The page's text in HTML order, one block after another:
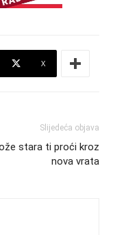
X
Slijedeća objava
stara ti proći kroz
nova vrata